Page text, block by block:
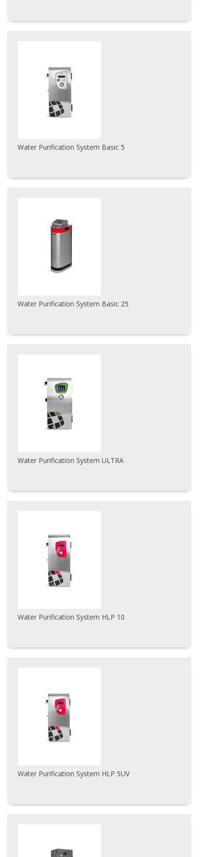
Water Purification System Basic 5
Water Purification System Basic 25
Water Purification System ULTRA
Water Purification System HLP 10
Water Purification System HLP 5UV